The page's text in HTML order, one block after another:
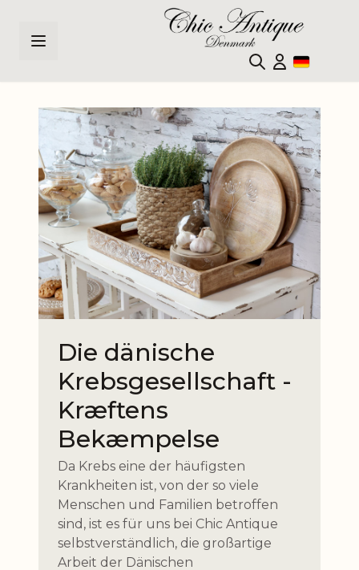
Die dänische
Krebsgesellschaft -
Kræftens
Bekæmpelse
Da Krebs eine der häufigsten
Krankheiten ist, von der so viele
Menschen und Familien betroffen
sind, ist es für uns bei Chic Antique
selbstverständlich, die großartige
Arbeit der Dänischen